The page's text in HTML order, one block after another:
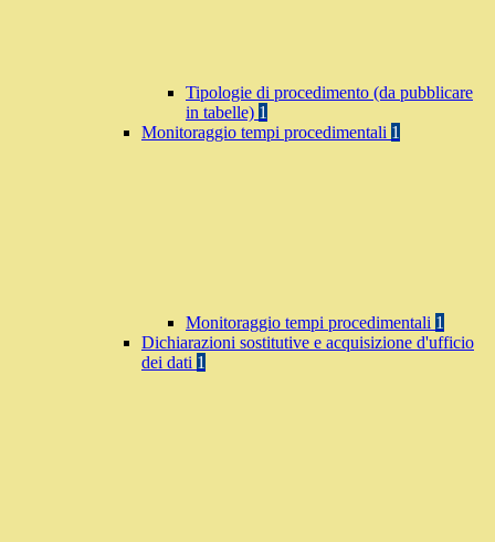
Tipologie di procedimento (da pubblicare
in tabelle) 1
Monitoraggio tempi procedimentali 1
Monitoraggio tempi procedimentali 1
Dichiarazioni sostitutive e acquisizione d'ufficio
dei dati 1